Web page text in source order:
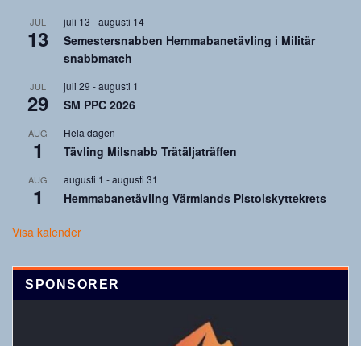
JUL
13
juli 13 -augusti 14
Semestersnabben Hemmabanetävling i Militär
snabbmatch
JUL
29
juli 29 -augusti 1
SM PPC 2026
AUG
1
Hela dagen
Tävling Milsnabb Trätäljaträffen
AUG
1
augusti 1 -augusti 31
Hemmabanetävling Värmlands Pistolskyttekrets
Visa kalender
SPONSORER